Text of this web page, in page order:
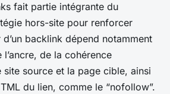
fait partie intégrante du
hors-site pour renforcer
d’un backlink dépend notamment
de la cohérence
site source et la page cible, ainsi
du lien, comme le “nofollow”.